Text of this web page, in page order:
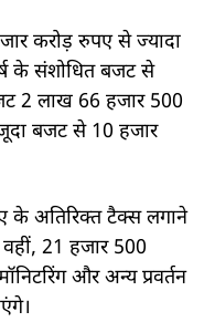
करोड़ रुपए से ज्यादा
के संशोधित बजट से
2 लाख 66 हजार 500
बजट से 10 हजार
के अतिरिक्त टैक्स लगाने
21 हजार 500
और अन्य प्रवर्तन